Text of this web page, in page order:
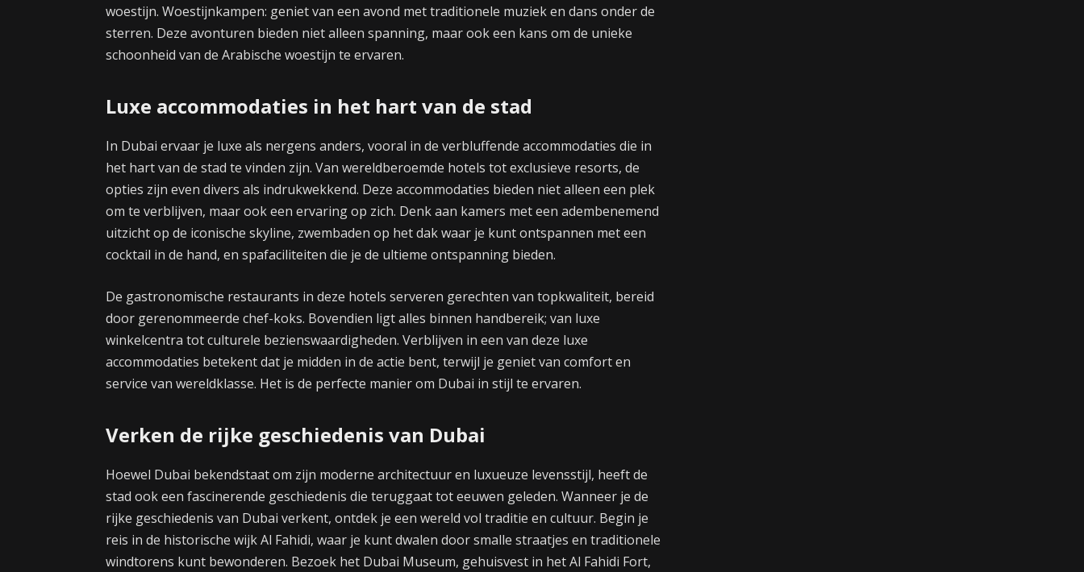
woestijn. Woestijnkampen: geniet van een avond met traditionele muziek en dans onder de
sterren. Deze avonturen bieden niet alleen spanning, maar ook een kans om de unieke
schoonheid van de Arabische woestijn te ervaren.
Luxe accommodaties in het hart van de stad
In Dubai ervaar je luxe als nergens anders, vooral in de verbluffende accommodaties die in
het hart van de stad te vinden zijn. Van wereldberoemde hotels tot exclusieve resorts, de
opties zijn even divers als indrukwekkend. Deze accommodaties bieden niet alleen een plek
om te verblijven, maar ook een ervaring op zich. Denk aan kamers met een adembenemend
uitzicht op de iconische skyline, zwembaden op het dak waar je kunt ontspannen met een
cocktail in de hand, en spafaciliteiten die je de ultieme ontspanning bieden.
De gastronomische restaurants in deze hotels serveren gerechten van topkwaliteit, bereid
door gerenommeerde chef-koks. Bovendien ligt alles binnen handbereik; van luxe
winkelcentra tot culturele bezienswaardigheden. Verblijven in een van deze luxe
accommodaties betekent dat je midden in de actie bent, terwijl je geniet van comfort en
service van wereldklasse. Het is de perfecte manier om Dubai in stijl te ervaren.
Verken de rijke geschiedenis van Dubai
Hoewel Dubai bekendstaat om zijn moderne architectuur en luxueuze levensstijl, heeft de
stad ook een fascinerende geschiedenis die teruggaat tot eeuwen geleden. Wanneer je de
rijke geschiedenis van Dubai verkent, ontdek je een wereld vol traditie en cultuur. Begin je
reis in de historische wijk Al Fahidi, waar je kunt dwalen door smalle straatjes en traditionele
windtorens kunt bewonderen. Bezoek het Dubai Museum, gehuisvest in het Al Fahidi Fort,